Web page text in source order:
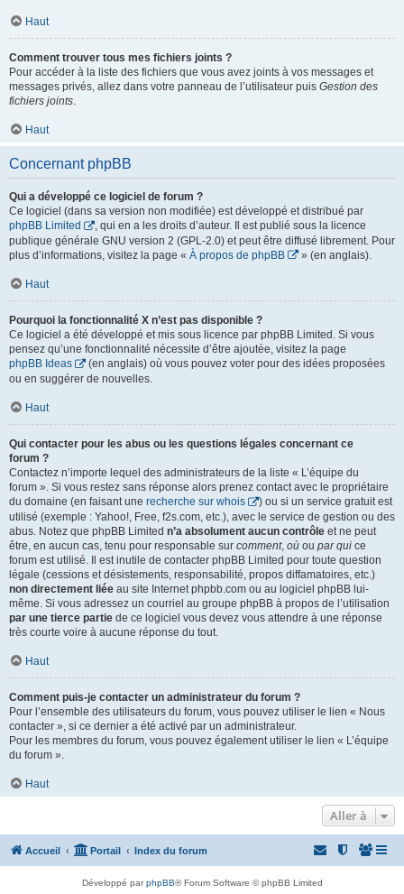
Haut
Comment trouver tous mes fichiers joints ?
Pour accéder à la liste des fichiers que vous avez joints à vos messages et
messages privés, allez dans votre panneau de l’utilisateur puis Gestion des
fichiers joints.
Haut
Concernant phpBB
Qui a développé ce logiciel de forum ?
Ce logiciel (dans sa version non modifiée) est développé et distribué par
phpBB Limited
, qui en a les droits d’auteur. Il est publié sous la licence
publique générale GNU version 2 (GPL-2.0) et peut être diffusé librement. Pour
plus d’informations, visitez la page « À propos de phpBB » (en anglais).
Haut
Pourquoi la fonctionnalité X n’est pas disponible ?
Ce logiciel a été développé et mis sous licence par phpBB Limited. Si vous
pensez qu’une fonctionnalité nécessite d’être ajoutée, visitez la page
phpBB Ideas
(en anglais) où vous pouvez voter pour des idées proposées
ou en suggérer de nouvelles.
Haut
Qui contacter pour les abus ou les questions légales concernant ce
forum ?
Contactez n’importe lequel des administrateurs de la liste « L’équipe du
forum ». Si vous restez sans réponse alors prenez contact avec le propriétaire
du domaine (en faisant une recherche sur whois
) ou si un service gratuit est
utilisé (exemple : Yahoo!, Free, f2s.com, etc.), avec le service de gestion ou des
abus. Notez que phpBB Limited n’a absolument aucun contrôle et ne peut
être, en aucun cas, tenu pour responsable sur comment, où ou par qui ce
forum est utilisé. Il est inutile de contacter phpBB Limited pour toute question
légale (cessions et désistements, responsabilité, propos diffamatoires, etc.)
non directement liée au site Internet phpbb.com ou au logiciel phpBB lui-
même. Si vous adressez un courriel au groupe phpBB à propos de l’utilisation
par une tierce partie de ce logiciel vous devez vous attendre à une réponse
très courte voire à aucune réponse du tout.
Haut
Comment puis-je contacter un administrateur du forum ?
Pour l’ensemble des utilisateurs du forum, vous pouvez utiliser le lien « Nous
contacter », si ce dernier a été activé par un administrateur.
Pour les membres du forum, vous pouvez également utiliser le lien « L’équipe
du forum ».
Haut
Aller à
Accueil Portail Index du forum
Développé parphpBB® Forum Software © phpBB Limited